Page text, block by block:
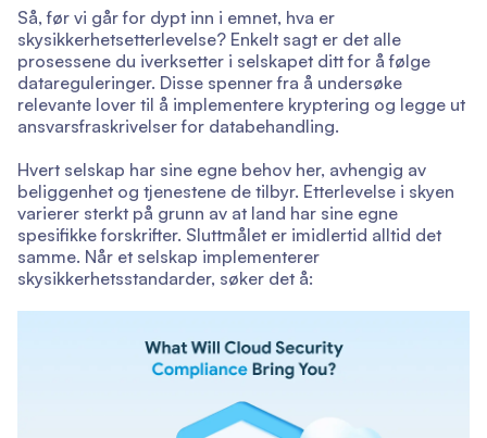
Så, før vi går for dypt inn i emnet, hva er
skysikkerhetsetterlevelse? Enkelt sagt er det alle
prosessene du iverksetter i selskapet ditt for å følge
datareguleringer. Disse spenner fra å undersøke
relevante lover til å implementere kryptering og legge ut
ansvarsfraskrivelser for databehandling.
Hvert selskap har sine egne behov her, avhengig av
beliggenhet og tjenestene de tilbyr. Etterlevelse i skyen
varierer sterkt på grunn av at land har sine egne
spesifikke forskrifter. Sluttmålet er imidlertid alltid det
samme. Når et selskap implementerer
skysikkerhetsstandarder, søker det å: